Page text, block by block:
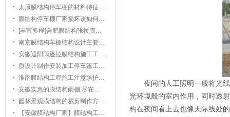
太原膜结构停车棚的材料特征…
膜结构停车棚厂家损坏该如何…
[丰富多样]合肥膜结构张拉膜…
南京膜结构车棚结构设计主要…
安徽遮阳雨篷拉膜结构施工工…
质设计制作安装加工停车篷工…
淮南膜结构工程施工注意防护…
安徽实惠的膜结构雨棚,尽在…
园林景观膜结构的裁剪制作方…
【安徽膜结构厂家】膜结构工…
夜间的人工照明一般将光
光环境般的室内作用，同时透
构在夜间看上去也像天际线处